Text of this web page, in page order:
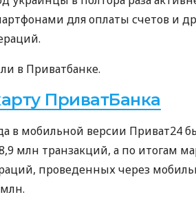
для оплаты счетов и
в Приватбанке.
ПриватБанка
в мобильной версии Приват24
млн транзакций, а по итогам
проведенных через